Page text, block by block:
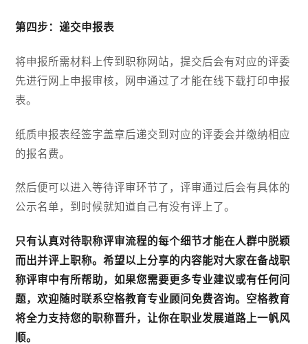
第四步：递交申报表
将申报所需材料上传到职称网站，提交后会有对应的评委
先进行网上申报审核，网申通过了才能在线下载打印申报
表。
纸质申报表经签字盖章后递交到对应的评委会并缴纳相应
的报名费。
然后便可以进入等待评审环节了，评审通过后会有具体的
公示名单，到时候就知道自己有没有评上了。
只有认真对待职称评审流程的每个细节才能在人群中脱颖
而出并评上职称。希望以上分享的内容能对大家在备战职
称评审中有所帮助，如果您需要更多专业建议或有任何问
题，欢迎随时联系空格教育专业顾问免费咨询。空格教育
将全力支持您的职称晋升，让你在职业发展道路上一帆风
顺。